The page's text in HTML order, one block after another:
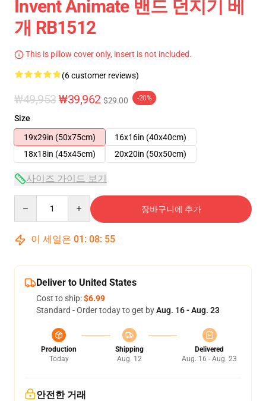
Invent Animate 밴드 던지기 베
개 RB1512
This is pillow cover only, insert is not included.
(6 customer reviews)
₩49,953 ₩39,962 $29.00 -20%
Size
19x29in (50x75cm)
16x16in (40x40cm)
18x18in (45x45cm)
20x20in (50x50cm)
사이즈 가이드 보기
장바구니에 추가
이 세일은 01 : 08: 54
Deliver to United States
Cost to ship:$6.99
Standard - Order today to get byAug. 16 - Aug. 23
Production
Today
Shipping
Aug. 12
Delivered
Aug. 16 - Aug. 23
안전한 거래